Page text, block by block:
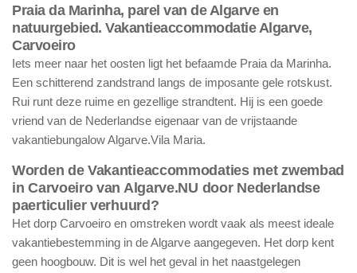
Praia da Marinha, parel van de Algarve en
natuurgebied. Vakantieaccommodatie Algarve,
Carvoeiro
Iets meer naar het oosten ligt het befaamde Praia da Marinha.
Een schitterend zandstrand langs de imposante gele rotskust.
Rui runt deze ruime en gezellige strandtent. Hij is een goede
vriend van de Nederlandse eigenaar van de vrijstaande
vakantiebungalow Algarve.Vila Maria.
Worden de Vakantieaccommodaties met zwembad
in Carvoeiro van Algarve.NU door Nederlandse
paerticulier verhuurd?
Het dorp Carvoeiro en omstreken wordt vaak als meest ideale
vakantiebestemming in de Algarve aangegeven. Het dorp kent
geen hoogbouw. Dit is wel het geval in het naastgelegen